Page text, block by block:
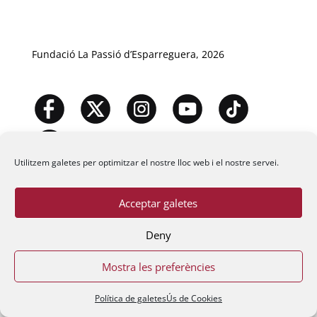
Utilitzem galetes per optimitzar el nostre lloc web i el nostre servei.
Acceptar galetes
Deny
Mostra les preferències
Política de galetesÚs de Cookies
Fundació La Passió d’Esparreguera, 2026